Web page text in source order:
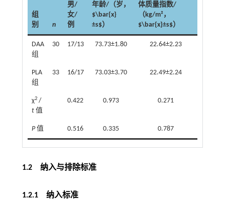
组
别
n
男/
女/
例
年龄/（岁，
$\bar{x}
±s$）
体质量指数/
（kg/m²，
$\bar{x}±s$）
DAA
组
30 17/13 73.73±1.80 22.64±2.23
PLA
组
33 16/17 73.03±3.70 22.49±2.24
χ2 /
t值
0.422 0.973 0.271
P值 0.516 0.335 0.787
1.2 纳入与排除标准
1.2.1 纳入标准